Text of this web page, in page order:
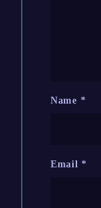
Name *
Email*